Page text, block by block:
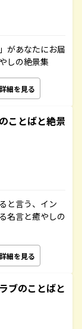
があなたにお届
しの絶景集
詳細を見る
ことばと絶景
と言う、イン
名言と癒やしの
詳細を見る
ブのことばと